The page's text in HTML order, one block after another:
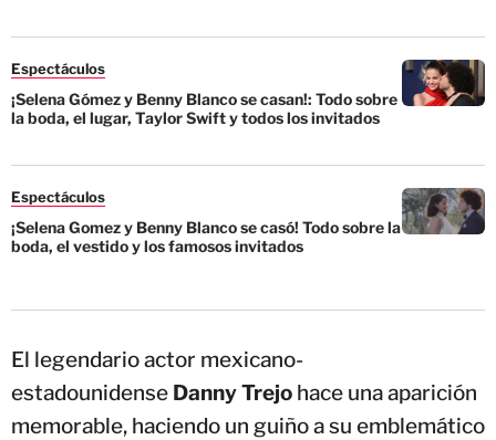
Espectáculos
¡Selena Gómez y Benny Blanco se casan!: Todo sobre
la boda, el lugar, Taylor Swift y todos los invitados
Espectáculos
¡Selena Gomez y Benny Blanco se casó! Todo sobre la
boda, el vestido y los famosos invitados
El legendario actor mexicano-
estadounidense Danny Trejo hace una aparición
memorable, haciendo un guiño a su emblemático